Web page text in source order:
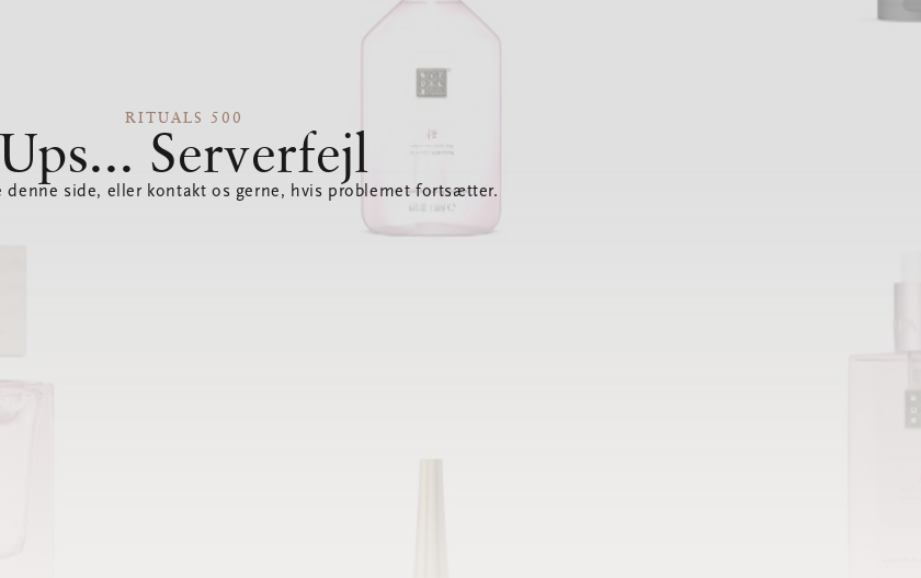
RITUALS 500
Ups... Serverfejl
denne side, eller kontakt os gerne, hvis problemet fortsætter.